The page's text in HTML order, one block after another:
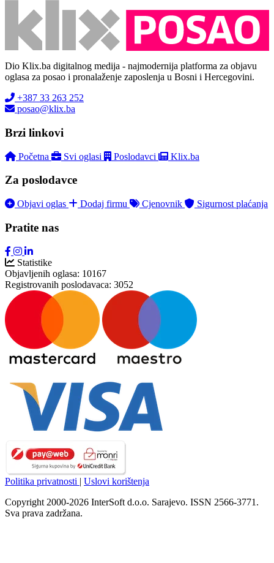
Dio Klix.ba digitalnog medija - najmodernija platforma za objavu
oglasa za posao i pronalaženje zaposlenja u Bosni i Hercegovini.
+387 33 263 252
posao@klix.ba
Brzi linkovi
Početna Svi oglasi Poslodavci Klix.ba
Za poslodavce
Objavi oglas Dodaj firmu Cjenovnik Sigurnost plaćanja
Pratite nas
Statistike
Objavljenih oglasa: 10167
Registrovanih poslodavaca: 3052
Politika privatnosti | Uslovi korištenja
Copyright 2000-2026 InterSoft d.o.o. Sarajevo. ISSN 2566-3771.
Sva prava zadržana.